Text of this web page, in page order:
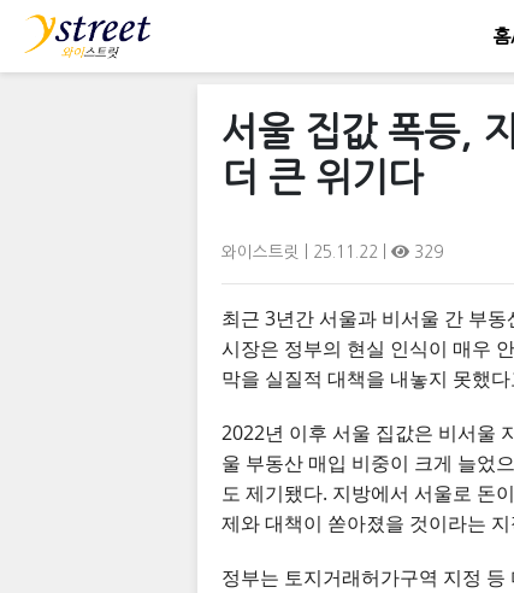
홈
서울 집값 폭등,
더 큰 위기다
와이스트릿 | 25.11.22 | 329
최근 3년간 서울과 비서울 간 부
시장은 정부의 현실 인식이 매우
막을 실질적 대책을 내놓지 못했
2022년 이후 서울 집값은 비서울
울 부동산 매입 비중이 크게 늘었
도 제기됐다. 지방에서 서울로 돈
제와 대책이 쏟아졌을 것이라는
정부는 토지거래허가구역 지정